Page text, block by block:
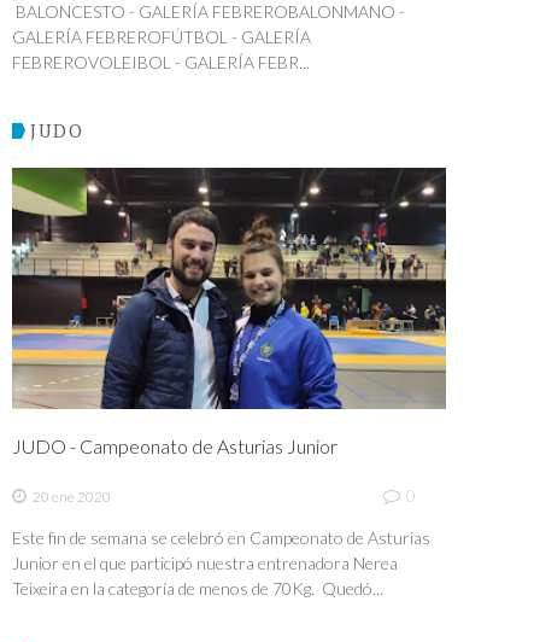
BALONCESTO - GALERÍA FEBREROBALONMANO -
GALERÍA FEBREROFÚTBOL - GALERÍA
FEBREROVOLEIBOL - GALERÍA FEBR...
JUDO
JUDO - Campeonato de Asturias Junior
20 ene 2020 0
Este fin de semana se celebró en Campeonato de Asturias
Junior en el que participó nuestra entrenadora Nerea
Teixeira en la categoría de menos de 70Kg. Quedó...